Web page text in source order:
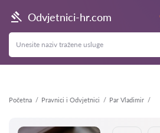
Odvjetnici-hr.com
Početna Pravnici i Odvjetnici Par Vladimir
Natrag